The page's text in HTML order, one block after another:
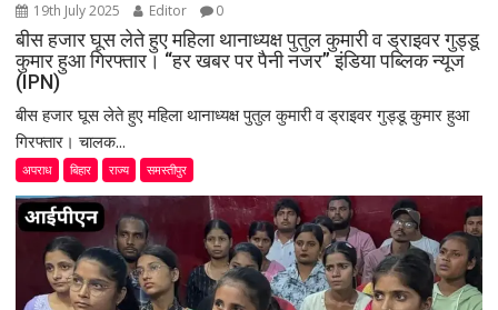
19th July 2025 Editor 0
बीस हजार घूस लेते हुए महिला थानाध्यक्ष पुतुल कुमारी व ड्राइवर गुड्डू
कुमार हुआ गिरफ्तार। “हर खबर पर पैनी नजर” इंडिया पब्लिक न्यूज
(IPN)
बीस हजार घूस लेते हुए महिला थानाध्यक्ष पुतुल कुमारी व ड्राइवर गुड्डू कुमार हुआ
गिरफ्तार। चालक...
अपराध बिहार राज्य समस्तीपुर